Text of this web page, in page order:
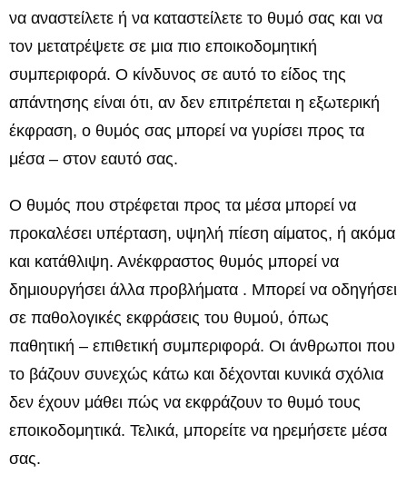
να αναστείλετε ή να καταστείλετε το θυμό σας και να
τον μετατρέψετε σε μια πιο εποικοδομητική
συμπεριφορά. Ο κίνδυνος σε αυτό το είδος της
απάντησης είναι ότι, αν δεν επιτρέπεται η εξωτερική
έκφραση, ο θυμός σας μπορεί να γυρίσει προς τα
μέσα – στον εαυτό σας.
Ο θυμός που στρέφεται προς τα μέσα μπορεί να
προκαλέσει υπέρταση, υψηλή πίεση αίματος, ή ακόμα
και κατάθλιψη. Ανέκφραστος θυμός μπορεί να
δημιουργήσει άλλα προβλήματα . Μπορεί να οδηγήσει
σε παθολογικές εκφράσεις του θυμού, όπως
παθητική – επιθετική συμπεριφορά. Οι άνθρωποι που
το βάζουν συνεχώς κάτω και δέχονται κυνικά σχόλια
δεν έχουν μάθει πώς να εκφράζουν το θυμό τους
εποικοδομητικά. Τελικά, μπορείτε να ηρεμήσετε μέσα
σας.